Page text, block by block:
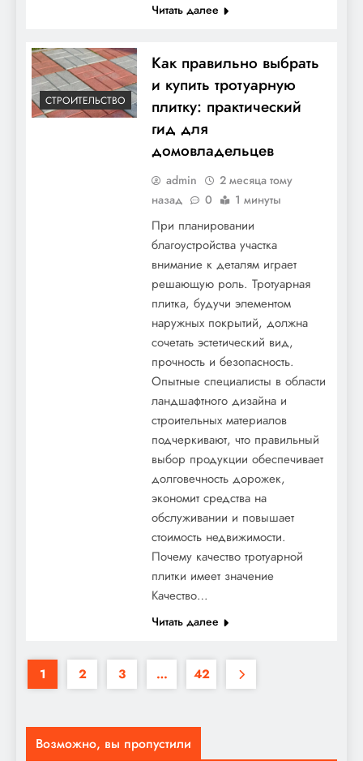
Читать далее
СТРОИТЕЛЬСТВО
Как правильно выбрать
и купить тротуарную
плитку: практический
гид для
домовладельцев
admin
2 месяца тому
назад
0 1 минуты
При планировании
благоустройства участка
внимание к деталям играет
решающую роль. Тротуарная
плитка, будучи элементом
наружных покрытий, должна
сочетать эстетический вид,
прочность и безопасность.
Опытные специалисты в области
ландшафтного дизайна и
строительных материалов
подчеркивают, что правильный
выбор продукции обеспечивает
долговечность дорожек,
экономит средства на
обслуживании и повышает
стоимость недвижимости.
Почему качество тротуарной
плитки имеет значение
Качество…
Читать далее
1 2 3 … 42
Возможно, вы пропустили